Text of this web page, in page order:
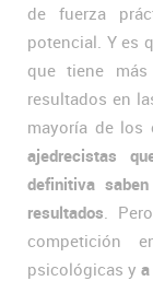
de fuerza
potencial. Y es
que tiene
resultados en
mayoría de los
ajedrecistas
definitiva
resultados .
competición
psicológicas y